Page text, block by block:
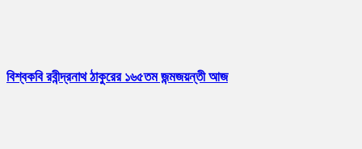
বিশ্বকবি রবীন্দ্রনাথ ঠাকুরের ১৬৫তম জন্মজয়ন্তী আজ